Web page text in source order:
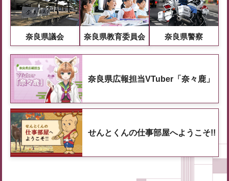
奈良県議会 奈良県教育委員会 奈良県警察
奈良県広報担当VTuber「奈々鹿」
せんとくんの仕事部屋へようこそ!!